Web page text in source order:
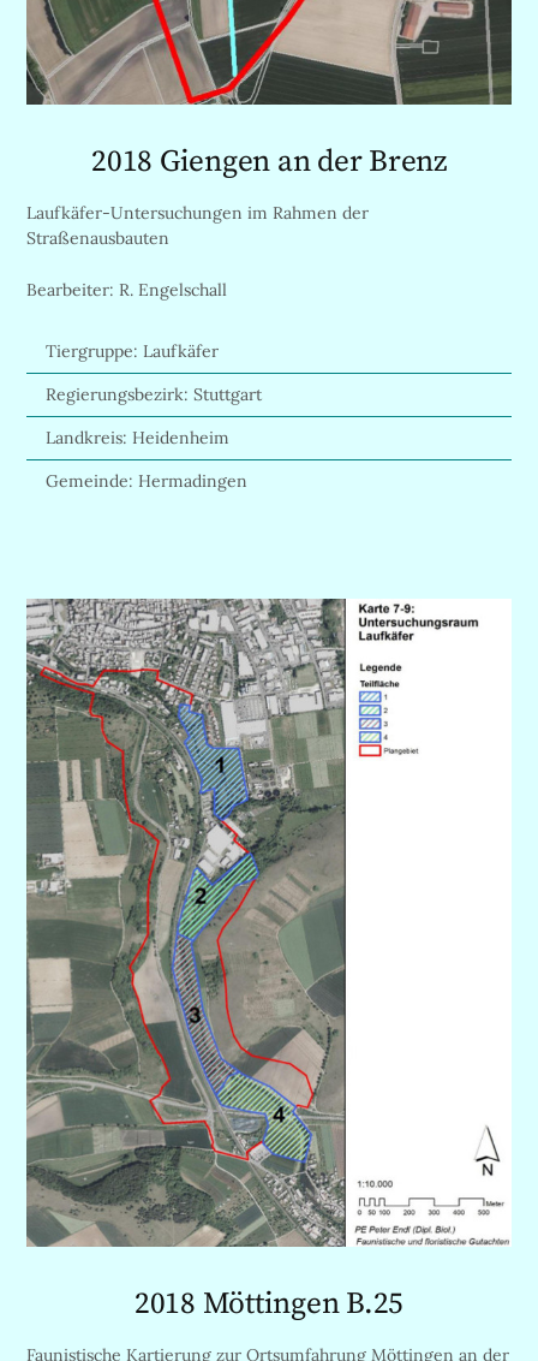
2018 Giengen an der Brenz
Laufkäfer-Untersuchungen im Rahmen der
Straßenausbauten
Bearbeiter: R. Engelschall
Tiergruppe: Laufkäfer
Regierungsbezirk: Stuttgart
Landkreis: Heidenheim
Gemeinde: Hermadingen
2018 Möttingen B.25
Faunistische Kartierung zur Ortsumfahrung Möttingen an der